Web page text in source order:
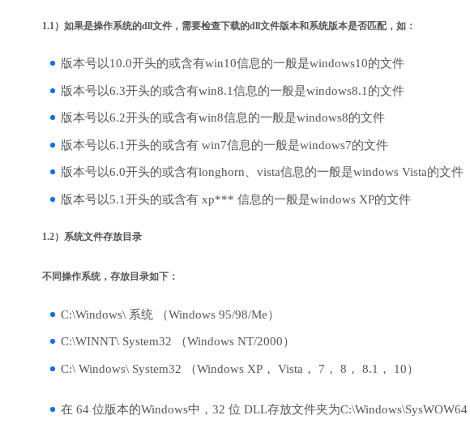
1.1）如果是操作系统的dll文件，需要检查下载的dll文件版本和系统版本是否匹配，如：
版本号以10.0开头的或含有win10信息的一般是windows10的文件
版本号以6.3开头的或含有win8.1信息的一般是windows8.1的文件
版本号以6.2开头的或含有win8信息的一般是windows8的文件
版本号以6.1开头的或含有 win7信息的一般是windows7的文件
版本号以6.0开头的或含有longhorn、vista信息的一般是windows Vista的文件
版本号以5.1开头的或含有 xp*** 信息的一般是windows XP的文件
1.2）系统文件存放目录
不同操作系统，存放目录如下：
C:\Windows\ 系统 （Windows 95/98/Me）
C:\WINNT\ System32 （Windows NT/2000）
C:\ Windows\ System32 （Windows XP， Vista， 7， 8， 8.1， 10）
在 64 位版本的Windows中，32 位 DLL存放文件夹为